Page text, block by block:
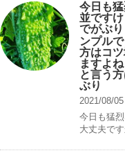
今日も
並です
でがぶ
ンプル
方はコ
ますよ
と言う
ぶり
2021/08/05
今日も猛
大丈夫で